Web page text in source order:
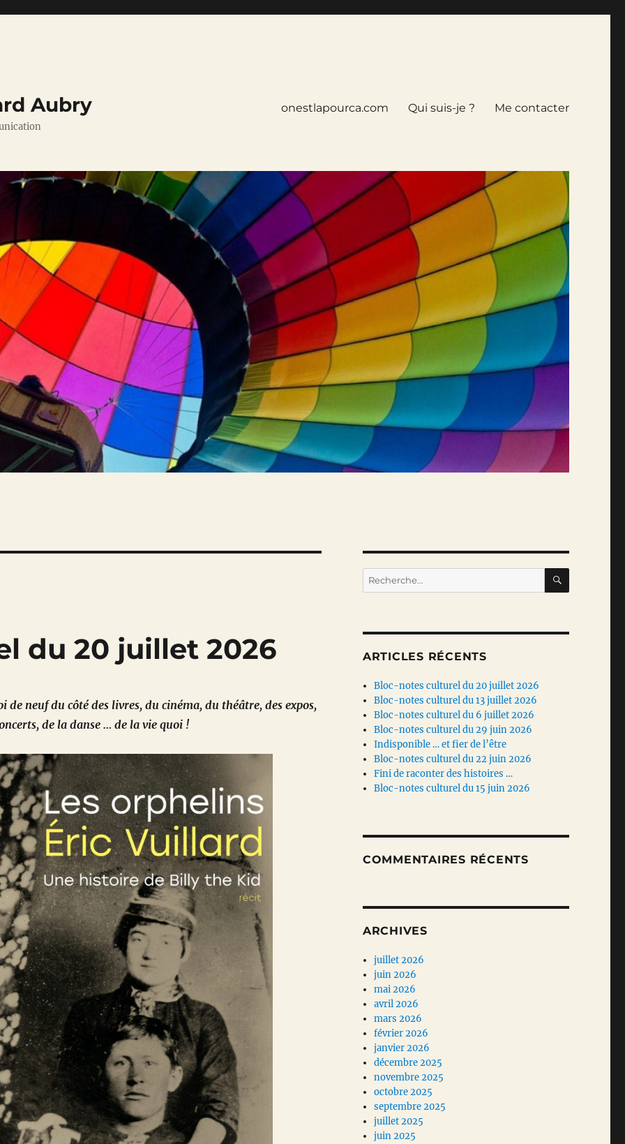
Aubry onestlapourca.com Qui suis-je ? Me contacter
du 20 juillet 2026
de neuf du côté des livres, du cinéma, du théâtre, des expos,
de la danse … de la vie quoi !
Recherche
pour :
ARTICLES RÉCENTS
Bloc-notes culturel du 20 juillet 2026
Bloc-notes culturel du 13 juillet 2026
Bloc-notes culturel du 6 juillet 2026
Bloc-notes culturel du 29 juin 2026
Indisponible … et fier de l’être
Bloc-notes culturel du 22 juin 2026
Fini de raconter des histoires …
Bloc-notes culturel du 15 juin 2026
COMMENTAIRES RÉCENTS
ARCHIVES
juillet 2026
juin 2026
mai 2026
avril 2026
mars 2026
février 2026
janvier 2026
décembre 2025
novembre 2025
octobre 2025
septembre 2025
juillet 2025
juin 2025